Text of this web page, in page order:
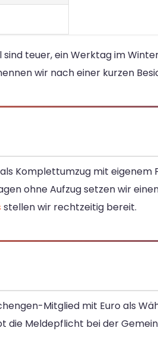
teuer, ein Werktag im
wir nach einer kurzen
Komplettumzug mit eigenem
ohne Aufzug setzen wir
stellen wir rechtzeitig bereit.
Mitglied mit Euro als
die Meldepflicht bei der